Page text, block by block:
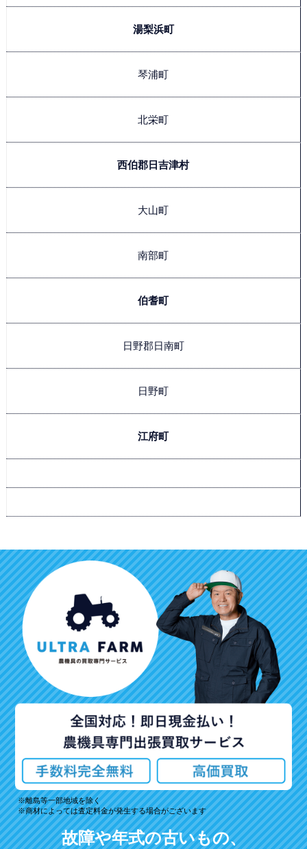
湯梨浜町
琴浦町
北栄町
西伯郡日吉津村
大山町
南部町
伯耆町
日野郡日南町
日野町
江府町
離島等一部地域を除く
商材によっては査定料金が発生する場合がございます
故障や年式の古いもの、